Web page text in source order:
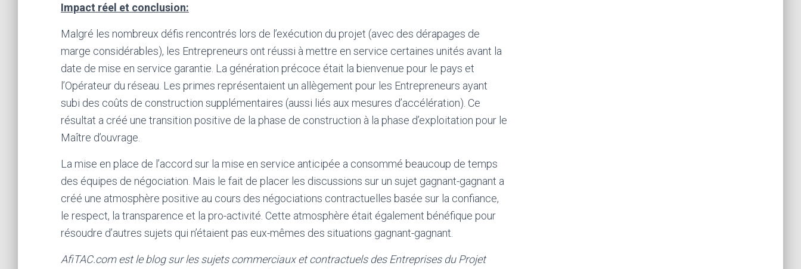
Impact réel et conclusion:
Malgré les nombreux défis rencontrés lors de l’exécution du projet (avec des dérapages de
marge considérables), les Entrepreneurs ont réussi à mettre en service certaines unités avant la
date de mise en service garantie. La génération précoce était la bienvenue pour le pays et
l’Opérateur du réseau. Les primes représentaient un allègement pour les Entrepreneurs ayant
subi des coûts de construction supplémentaires (aussi liés aux mesures d’accélération). Ce
résultat a créé une transition positive de la phase de construction à la phase d’exploitation pour le
Maître d’ouvrage.
La mise en place de l’accord sur la mise en service anticipée a consommé beaucoup de temps
des équipes de négociation. Mais le fait de placer les discussions sur un sujet gagnant-gagnant a
créé une atmosphère positive au cours des négociations contractuelles basée sur la confiance,
le respect, la transparence et la pro-activité. Cette atmosphère était également bénéfique pour
résoudre d’autres sujets qui n’étaient pas eux-mêmes des situations gagnant-gagnant.
AfiTAC.com est le blog sur les sujets commerciaux et contractuels des Entreprises du Projet